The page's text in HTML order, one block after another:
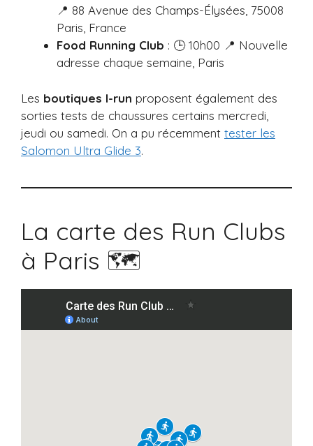
📍 88 Avenue des Champs-Élysées, 75008
Paris, France
Food Running Club : 🕒 10h00 📍 Nouvelle
adresse chaque semaine, Paris
Les boutiques I-run proposent également des
sorties tests de chaussures certains mercredi,
jeudi ou samedi. On a pu récemment tester les
Salomon Ultra Glide 3.
La carte des Run Clubs
à Paris 🗺️